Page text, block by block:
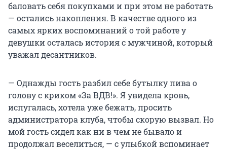
баловать себя покупками и при этом не работать
— остались накопления. В качестве одного из
самых ярких воспоминаний о той работе у
девушки осталась история с мужчиной, который
уважал десантников.
— Однажды гость разбил себе бутылку пива о
голову с криком «За ВДВ!». Я увидела кровь,
испугалась, хотела уже бежать, просить
администратора клуба, чтобы скорую вызвал. Но
мой гость сидел как ни в чем не бывало и
продолжал веселиться, — с улыбкой вспоминает